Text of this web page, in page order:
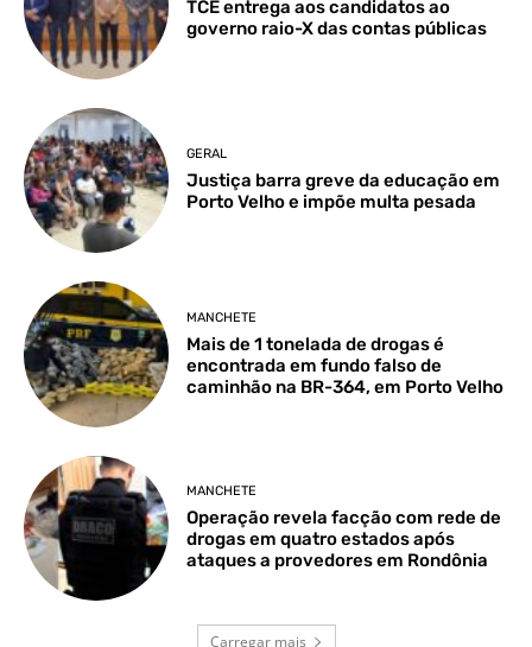
TCE entrega aos candidatos ao
governo raio-X das contas públicas
GERAL
Justiça barra greve da educação em
Porto Velho e impõe multa pesada
MANCHETE
Mais de 1 tonelada de drogas é
encontrada em fundo falso de
caminhão na BR-364, em Porto Velho
MANCHETE
Operação revela facção com rede de
drogas em quatro estados após
ataques a provedores em Rondônia
Carregar mais